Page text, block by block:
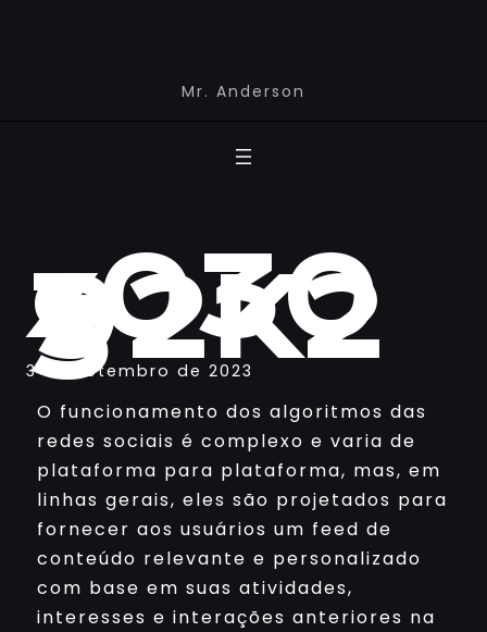
Mr. Anderson
z030
92K2
3
3 de setembro de 2023
O funcionamento dos algoritmos das
redes sociais é complexo e varia de
plataforma para plataforma, mas, em
linhas gerais, eles são projetados para
fornecer aos usuários um feed de
conteúdo relevante e personalizado
com base em suas atividades,
interesses e interações anteriores na